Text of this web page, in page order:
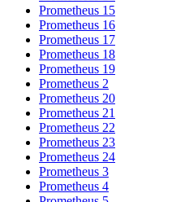
Prometheus 15
Prometheus 16
Prometheus 17
Prometheus 18
Prometheus 19
Prometheus 2
Prometheus 20
Prometheus 21
Prometheus 22
Prometheus 23
Prometheus 24
Prometheus 3
Prometheus 4